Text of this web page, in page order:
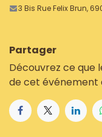
3 Bis Rue Felix Brun,
Partager
Découvrez ce que
de cet événement